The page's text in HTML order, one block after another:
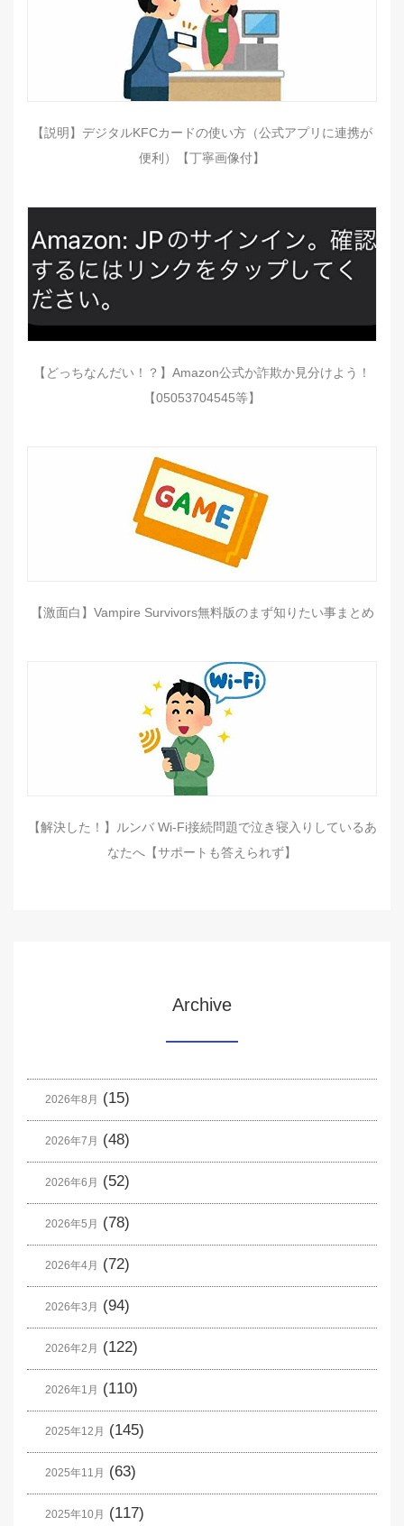
【説明】デジタルKFCカードの使い方（公式アプリに連携が
便利）【丁寧画像付】
【どっちなんだい！？】Amazon公式か詐欺か見分けよう！
【05053704545等】
【激面白】Vampire Survivors無料版のまず知りたい事まとめ
【解決した！】ルンバ Wi-Fi接続問題で泣き寝入りしているあ
なたへ【サポートも答えられず】
Archive
2026年8月 (15)
2026年7月 (48)
2026年6月 (52)
2026年5月 (78)
2026年4月 (72)
2026年3月 (94)
2026年2月 (122)
2026年1月 (110)
2025年12月 (145)
2025年11月 (63)
2025年10月 (117)